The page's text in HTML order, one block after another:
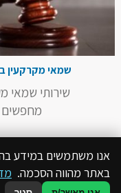
שמאי מקרקעין
שירותי שמאי
מחפשים
אנו משתמשים במידע
באתר מהווה הסכמה.